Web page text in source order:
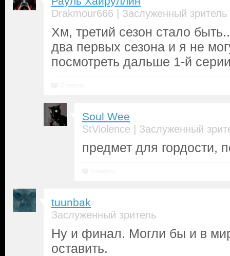
Drakmour666 | Заслуженный зритель
Хм, третий сезон стало
два первых сезона и я не
посмотреть дальше 1-й
Soul Wee
StViolence | Заслуженный
предмет для гордости,
tuunbak
Заслуженный зритель
Ну и финал. Могли бы и в
оставить.